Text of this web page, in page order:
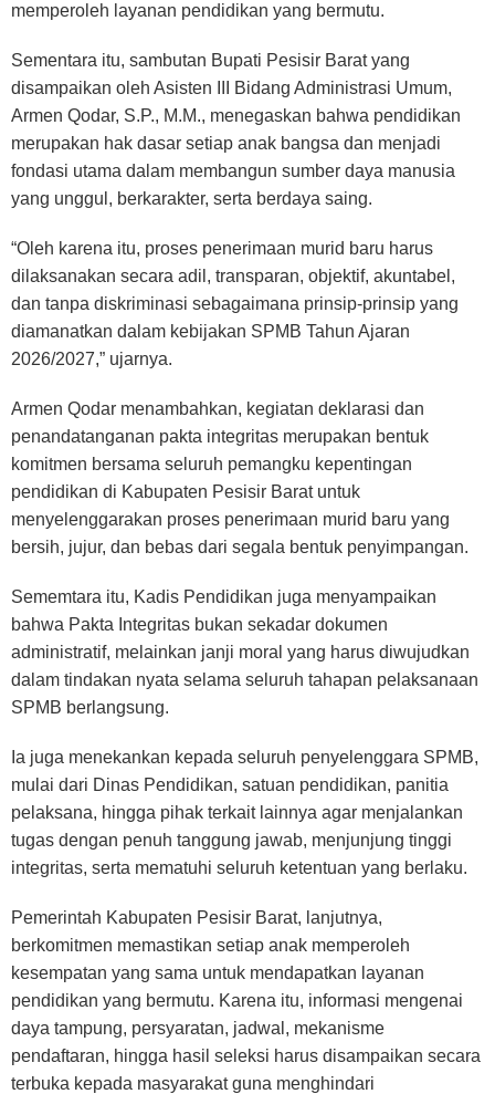
memperoleh layanan pendidikan yang bermutu.
Sementara itu, sambutan Bupati Pesisir Barat yang
disampaikan oleh Asisten III Bidang Administrasi Umum,
Armen Qodar, S.P., M.M., menegaskan bahwa pendidikan
merupakan hak dasar setiap anak bangsa dan menjadi
fondasi utama dalam membangun sumber daya manusia
yang unggul, berkarakter, serta berdaya saing.
“Oleh karena itu, proses penerimaan murid baru harus
dilaksanakan secara adil, transparan, objektif, akuntabel,
dan tanpa diskriminasi sebagaimana prinsip-prinsip yang
diamanatkan dalam kebijakan SPMB Tahun Ajaran
2026/2027,” ujarnya.
Armen Qodar menambahkan, kegiatan deklarasi dan
penandatanganan pakta integritas merupakan bentuk
komitmen bersama seluruh pemangku kepentingan
pendidikan di Kabupaten Pesisir Barat untuk
menyelenggarakan proses penerimaan murid baru yang
bersih, jujur, dan bebas dari segala bentuk penyimpangan.
Sememtara itu, Kadis Pendidikan juga menyampaikan
bahwa Pakta Integritas bukan sekadar dokumen
administratif, melainkan janji moral yang harus diwujudkan
dalam tindakan nyata selama seluruh tahapan pelaksanaan
SPMB berlangsung.
Ia juga menekankan kepada seluruh penyelenggara SPMB,
mulai dari Dinas Pendidikan, satuan pendidikan, panitia
pelaksana, hingga pihak terkait lainnya agar menjalankan
tugas dengan penuh tanggung jawab, menjunjung tinggi
integritas, serta mematuhi seluruh ketentuan yang berlaku.
Pemerintah Kabupaten Pesisir Barat, lanjutnya,
berkomitmen memastikan setiap anak memperoleh
kesempatan yang sama untuk mendapatkan layanan
pendidikan yang bermutu. Karena itu, informasi mengenai
daya tampung, persyaratan, jadwal, mekanisme
pendaftaran, hingga hasil seleksi harus disampaikan secara
terbuka kepada masyarakat guna menghindari